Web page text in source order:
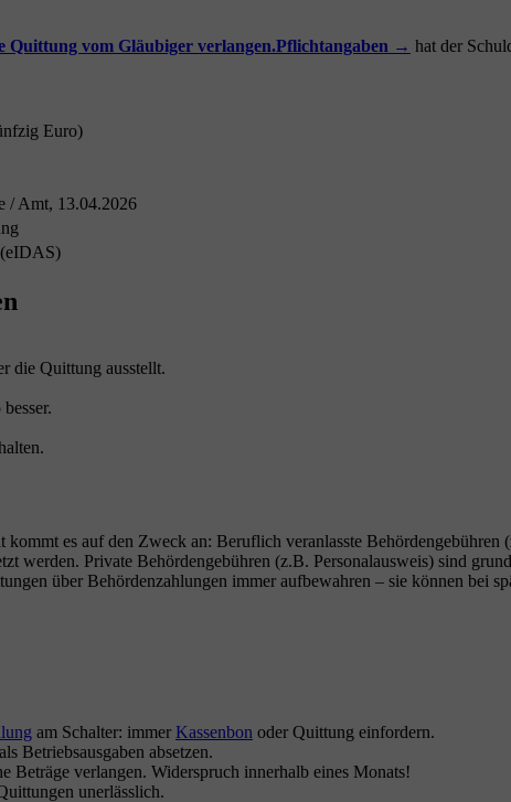
Quittung vom Gläubiger verlangen.Pflichtangaben → hat der
Euro)
/ Amt, 13.04.2026
die Quittung ausstellt.
es auf den Zweck an: Beruflich veranlasste Behördengebühren
werden. Private Behördengebühren (z.B. Personalausweis) sind
über Behördenzahlungen immer aufbewahren – sie können bei
am Schalter: immer Kassenbon oder Quittung einfordern.
Betriebsausgaben absetzen.
Beträge verlangen. Widerspruch innerhalb eines Monats!
unerlässlich.